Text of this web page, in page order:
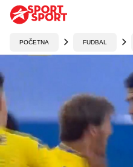
POČETNA FUDBAL